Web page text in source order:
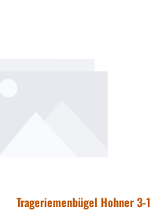
Trageriemenbügel Hohner 3-1